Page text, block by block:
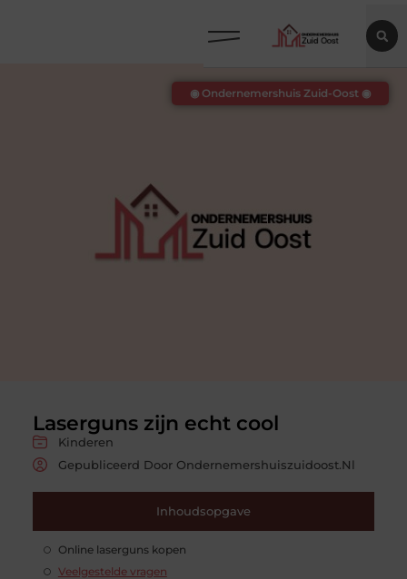
Laserguns zijn echt cool
Kinderen
Gepubliceerd Door Ondernemershuiszuidoost.nl
Inhoudsopgave
Online laserguns kopen
Veelgestelde vragen
◉ Ondernemershuis Zuid-Oost ◉